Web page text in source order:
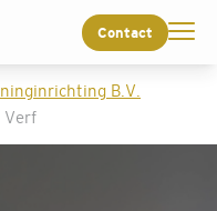
Contact
B.V.
Verf